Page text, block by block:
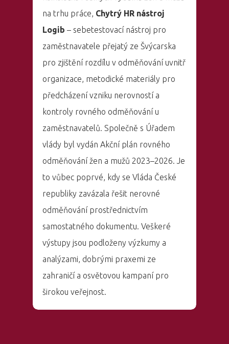
na trhu práce, Chytrý HR nástroj
Logib – sebetestovací nástroj pro
zaměstnavatele přejatý ze Švýcarska
pro zjištění rozdílu v odměňování uvnitř
organizace, metodické materiály pro
předcházení vzniku nerovností a
kontroly rovného odměňování u
zaměstnavatelů. Společně s Úřadem
vlády byl vydán Akční plán rovného
odměňování žen a mužů 2023–2026. Je
to vůbec poprvé, kdy se Vláda České
republiky zavázala řešit nerovné
odměňování prostřednictvím
samostatného dokumentu. Veškeré
výstupy jsou podloženy výzkumy a
analýzami, dobrými praxemi ze
zahraničí a osvětovou kampaní pro
širokou veřejnost.